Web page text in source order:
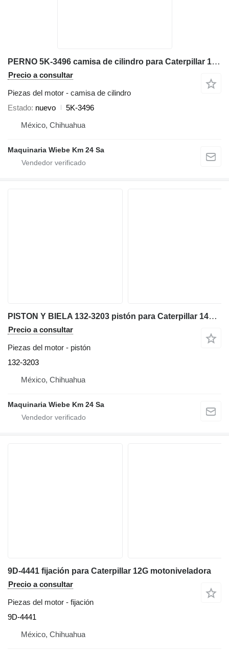
PERNO 5K-3496 camisa de cilindro para Caterpillar 16H 16G motoniveladora
Precio a consultar
Piezas del motor - camisa de cilindro
Estado nuevo
5K-3496
México, Chihuahua
Maquinaria Wiebe Km 24 Sa
PISTON Y BIELA 132-3203 pistón para Caterpillar 140H motoniveladora
Precio a consultar
Piezas del motor - pistón
132-3203
México, Chihuahua
Maquinaria Wiebe Km 24 Sa
9D-4441 fijación para Caterpillar 12G motoniveladora
Precio a consultar
Piezas del motor - fijación
9D-4441
México, Chihuahua